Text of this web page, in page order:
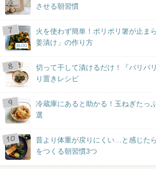
させる朝習慣
BLOG
火を使わず簡単！ポリポリ箸が止ま
姜漬け」の作り方
切って干して漬けるだけ！『パリパ
り置きレシピ
冷蔵庫にあると助かる！玉ねぎたっ
選
昔より体重が戻りにくい…と感じた
をつくる朝習慣3つ